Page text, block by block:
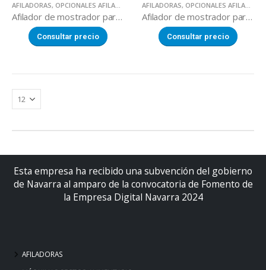
AFILADORAS, OPCIONALES AFILADORAS
Afilador de mostrador para cuchillos
Consultar precio
AFILADORAS, OPCIONALES AFILADORAS
Afilador de mostrador para cuchillos
Consultar precio
Esta empresa ha recibido una subvención del gobierno
de Navarra al amparo de la convocatoria de Fomento de
la Empresa Digital Navarra 2024
AFILADORAS